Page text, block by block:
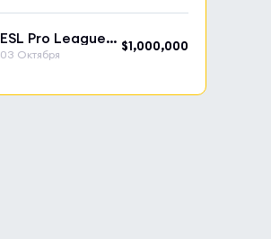
ESL Pro League Season 24
03 Октября
$1,000,000